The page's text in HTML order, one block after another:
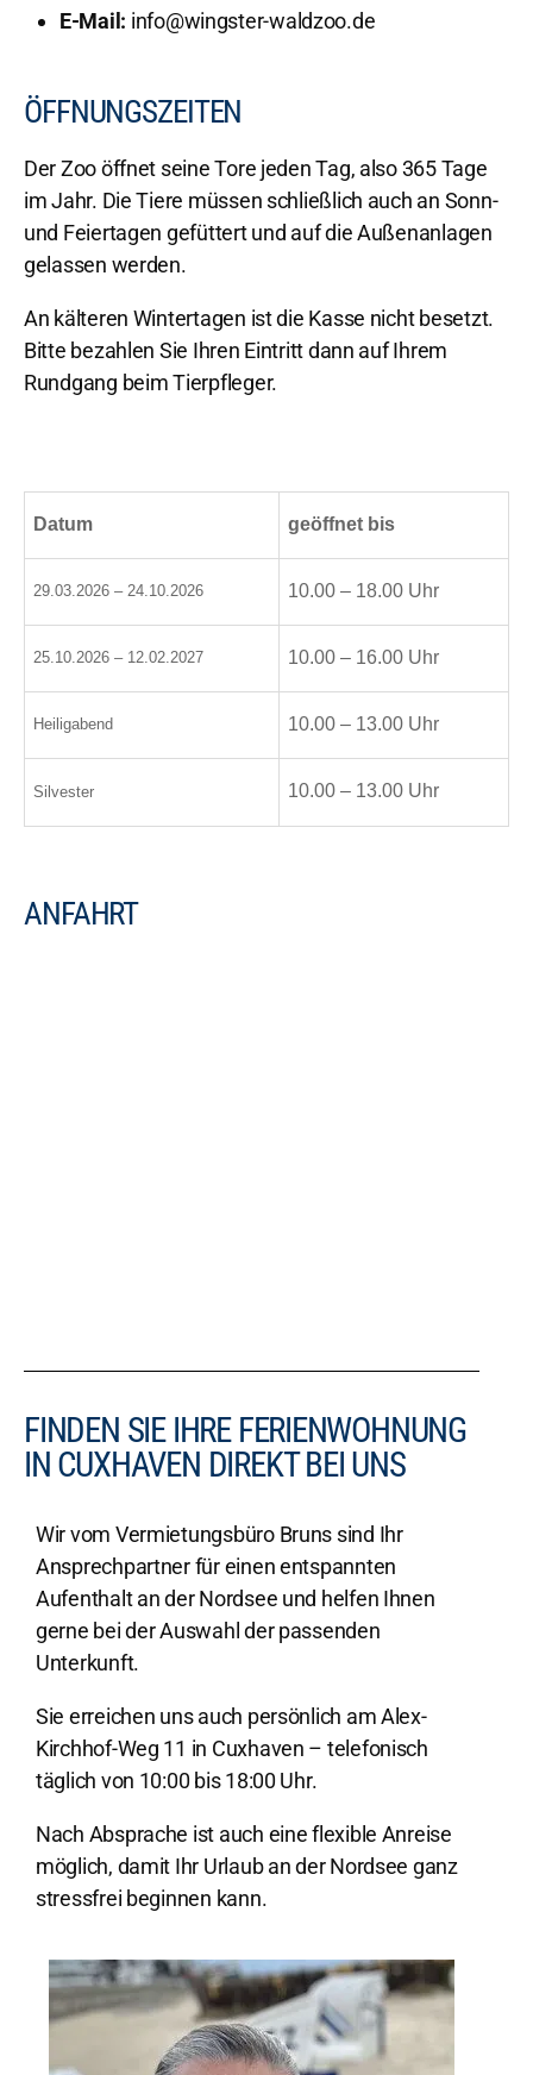
E-Mail: info@wingster-waldzoo.de
ÖFFNUNGSZEITEN
Der Zoo öffnet seine Tore jeden Tag, also 365 Tage
im Jahr. Die Tiere müssen schließlich auch an Sonn-
und Feiertagen gefüttert und auf die Außenanlagen
gelassen werden.
An kälteren Wintertagen ist die Kasse nicht besetzt.
Bitte bezahlen Sie Ihren Eintritt dann auf Ihrem
Rundgang beim Tierpfleger.
Datum geöffnet bis
29.03.2026 – 24.10.2026 10.00 – 18.00 Uhr
25.10.2026 – 12.02.2027 10.00 – 16.00 Uhr
Heiligabend 10.00 – 13.00 Uhr
Silvester 10.00 – 13.00 Uhr
ANFAHRT
FINDEN SIE IHRE FERIENWOHNUNG
IN CUXHAVEN DIREKT BEI UNS
Wir vom Vermietungsbüro Bruns sind Ihr
Ansprechpartner für einen entspannten
Aufenthalt an der Nordsee und helfen Ihnen
gerne bei der Auswahl der passenden
Unterkunft.
Sie erreichen uns auch persönlich am Alex-
Kirchhof-Weg 11 in Cuxhaven – telefonisch
täglich von 10:00 bis 18:00 Uhr.
Nach Absprache ist auch eine flexible Anreise
möglich, damit Ihr Urlaub an der Nordsee ganz
stressfrei beginnen kann.